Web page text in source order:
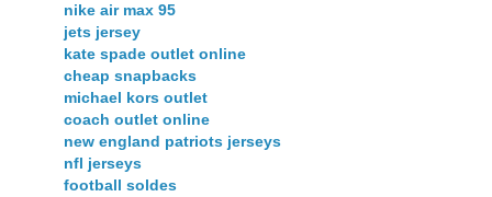
nike air max 95
jets jersey
kate spade outlet online
cheap snapbacks
michael kors outlet
coach outlet online
new england patriots jerseys
nfl jerseys
football soldes